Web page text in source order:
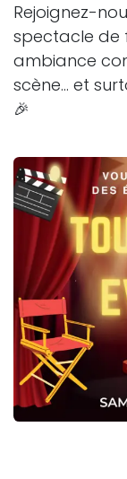
Rejoignez-
spectacle de
ambiance
scène… et
🎉